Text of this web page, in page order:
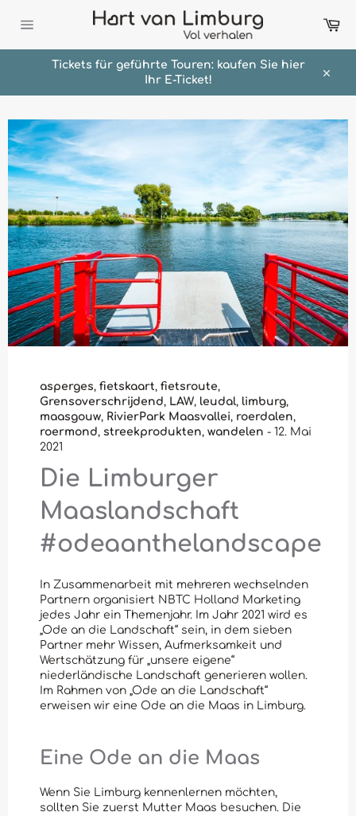
zum
Tickets für geführte Touren: kaufen Sie hier
Ihr E-Ticket!
asperges, fietskaart, fietsroute,
Grensoverschrijdend, LAW, leudal, limburg,
maasgouw, RivierPark Maasvallei, roerdalen,
roermond, streekprodukten, wandelen - 12. Mai
2021
Die Limburger
Maaslandschaft
#odeaanthelandscape
In Zusammenarbeit mit mehreren wechselnden
Partnern organisiert NBTC Holland Marketing
jedes Jahr ein Themenjahr. Im Jahr 2021 wird es
„Ode an die Landschaft“ sein, in dem sieben
Partner mehr Wissen, Aufmerksamkeit und
Wertschätzung für „unsere eigene“
niederländische Landschaft generieren wollen.
Im Rahmen von „Ode an die Landschaft“
erweisen wir eine Ode an die Maas in Limburg.
Eine Ode an die Maas
Wenn Sie Limburg kennenlernen möchten,
sollten Sie zuerst Mutter Maas besuchen. Die